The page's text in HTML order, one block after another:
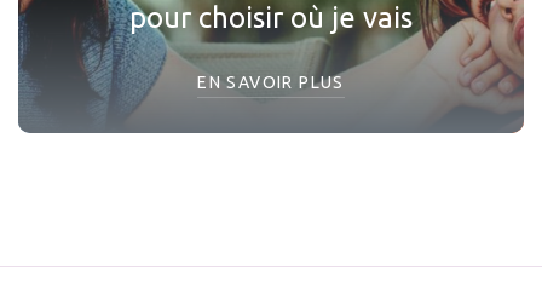
pour choisir où je vais
EN SAVOIR PLUS